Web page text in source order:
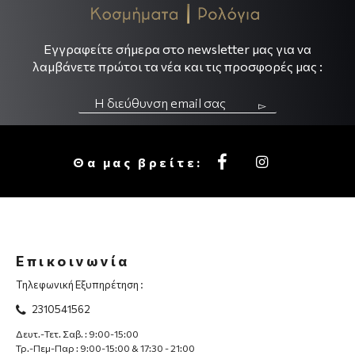
Εγγραφείτε σήμερα στο newsletter μας για να
λαμβάνετε πρώτοι τα νέα και τις προσφορές μας :
▻
Θα μας βρείτε:
Επικοινωνία
Τηλεφωνική Εξυπηρέτηση :
2310541562
Δευτ.-Τετ. Σαβ. : 9:00-15:00
Τρ.-Πεμ-Παρ : 9:00-15:00 & 17:30 - 21:00